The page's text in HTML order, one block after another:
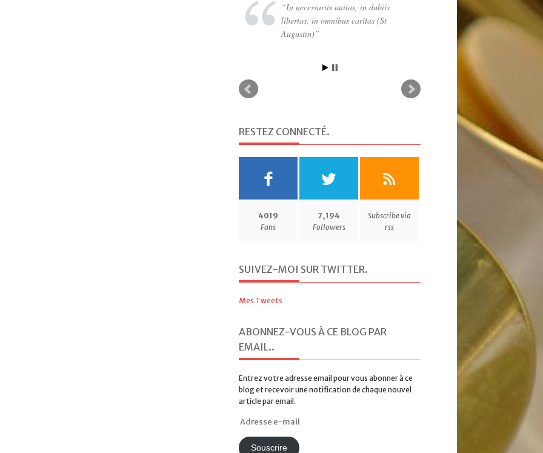
L’Europe est un problème de
générations. (…) Ce qui est préparé
par les aînés n’est valable que si les
RESTEZ CONNECTÉ.
SUIVEZ-MOI SUR TWITTER
Mes Tweets
ABONNEZ-VOUS À CE BLOG PAR
EMAIL.
.
Entrez votre adresse email pour vous abonner à ce
article par email.
Adresse